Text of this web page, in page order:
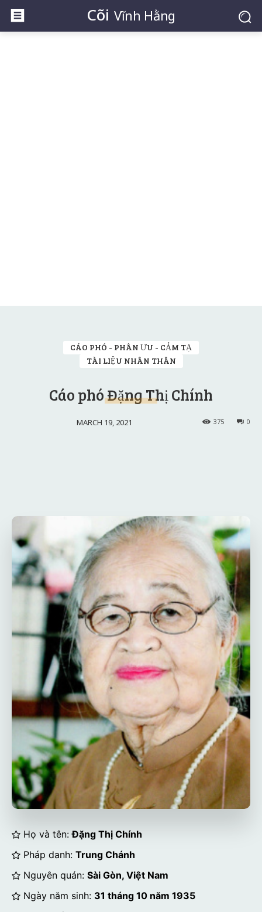
Cõi Vĩnh Hằng
CÁO PHÓ - PHÂN ƯU - CẢM TẠ
TÀI LIỆU NHÂN THÂN
Cáo phó Đặng Thị Chính
MARCH 19, 2021 0
375
Họ và tên: Đặng Thị Chính
Pháp danh: Trung Chánh
Nguyên quán: Sài Gòn, Việt Nam
Ngày năm sinh: 31 tháng 10 năm 1935